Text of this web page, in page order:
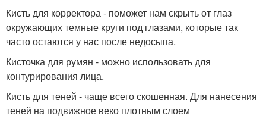
Кисть для корректора - поможет нам скрыть от глаз
окружающих темные круги под глазами, которые так
часто остаются у нас после недосыпа.
Кисточка для румян - можно использовать для
контурирования лица.
Кисть для теней - чаще всего скошенная. Для нанесения
теней на подвижное веко плотным слоем